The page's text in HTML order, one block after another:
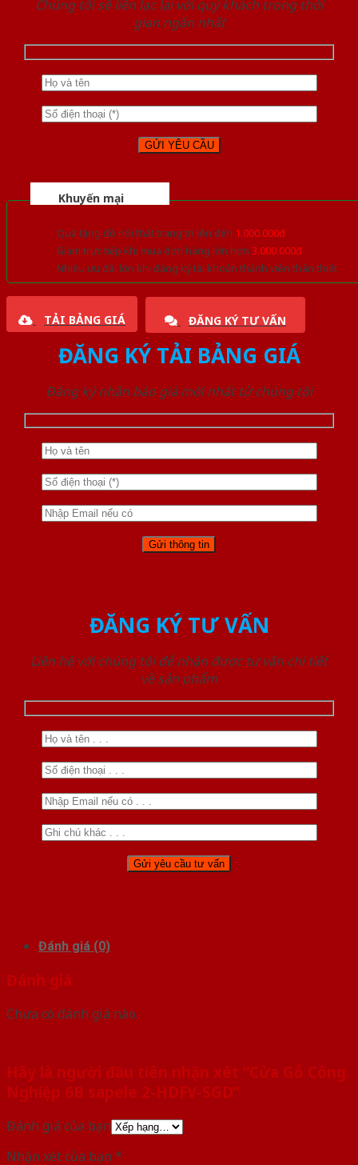
Chúng tôi sẽ liên lạc lại với quý khách trong thời
gian ngắn nhất
Khuyến mại
Quà tặng đồ nội thất trang trí lên đến 1.000.000đ
Giảm trực tiếp khi mua đơn hàng lớn hơn 3.000.000đ
Nhiều ưu đãi lớn khi đăng ký tài khoản thành viên thân thiết
TẢI BẢNG GIÁ ĐĂNG KÝ TƯ VẤN
ĐĂNG KÝ TẢI BẢNG GIÁ
Đăng ký nhận báo giá mới nhất từ chúng tôi
ĐĂNG KÝ TƯ VẤN
Liên hệ với chúng tôi để nhận được tư vấn chi tiết
về sản phẩm
Đánh giá (0)
Đánh giá
Chưa có đánh giá nào.
Hãy là người đầu tiên nhận xét “Cửa Gỗ Công
Nghiệp 6B sapele 2-HDFV-SGD”
Đánh giá của bạn
Nhận xét của bạn *